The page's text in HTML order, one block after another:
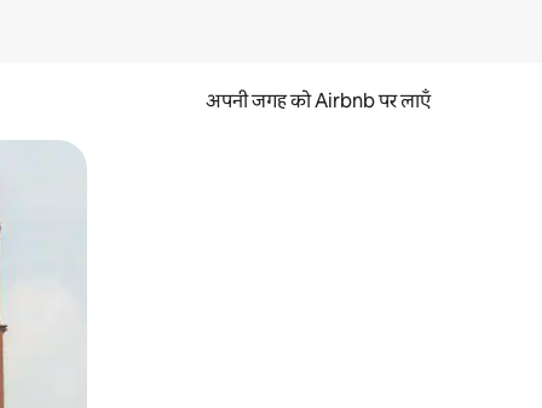
अपनी जगह को Airbnb पर लाएँ